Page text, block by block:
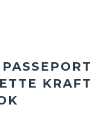
KRAFT